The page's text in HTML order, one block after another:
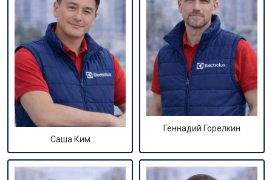
Саша Ким
Геннадий Горелкин